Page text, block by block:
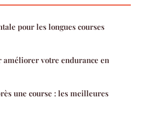
pour les longues courses
améliorer votre endurance en
une course : les meilleures